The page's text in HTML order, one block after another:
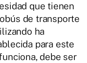
que tienen
de transporte
ha
para este
debe ser